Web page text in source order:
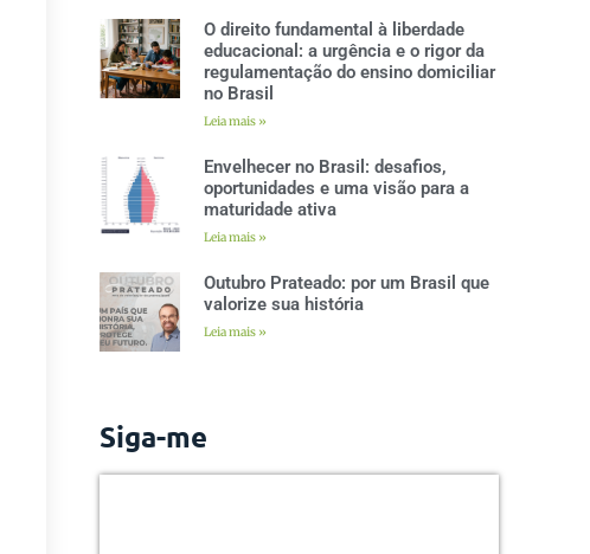
O direito fundamental à liberdade
educacional: a urgência e o rigor da
regulamentação do ensino domiciliar
no Brasil
Leia mais »
Envelhecer no Brasil: desafios,
oportunidades e uma visão para a
maturidade ativa
Leia mais »
Outubro Prateado: por um Brasil que
valorize sua história
Leia mais »
Siga-me